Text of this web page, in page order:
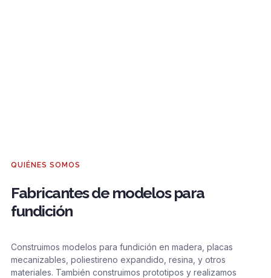
QUIÉNES SOMOS
Fabricantes de modelos para
fundición
Construimos modelos para fundición en madera, placas
mecanizables, poliestireno expandido, resina, y otros
materiales. También construimos prototipos y realizamos